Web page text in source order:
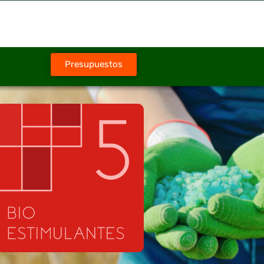
Presupuestos